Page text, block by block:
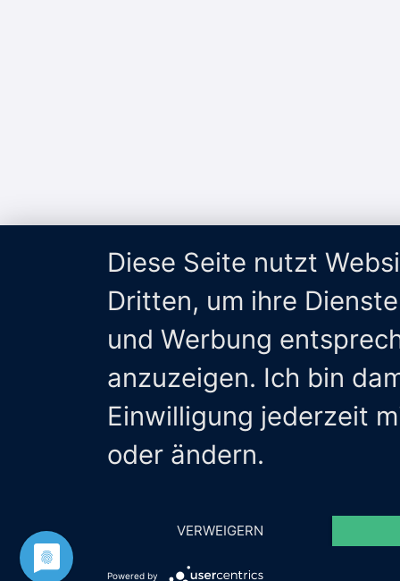
Diese Seite nutzt
Dritten, um ihre
und Werbung
anzuzeigen. Ich bin
Einwilligung jederzeit
oder ändern.
VERWEIGERN
Powered by